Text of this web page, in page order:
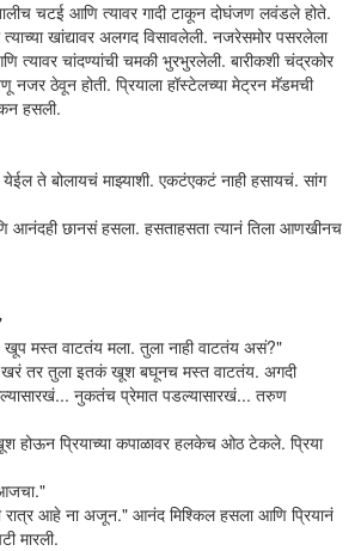
चटई आणि त्यावर गादी टाकून दोघंजण लवंडले होते.
खांद्यावर अलगद विसावलेली. नजरेसमोर पसरलेला
त्यावर चांदण्यांची चमकी भुरभुरलेली. बारीकशी चंद्रकोर
नजर ठेवून होती. प्रियाला हॉस्टेलच्या मेट्रन मॅडमची
हसली.
ते बोलायचं माझ्याशी. एकटंएकटं नाही हसायचं. सांग
आनंदही छानसं हसला. हसताहसता त्यानं तिला आणखीनच
मस्त वाटतंय मला. तुला नाही वाटतंय असं?"
तर तुला इतकं खूश बघूनच मस्त वाटतंय. अगदी
नुकतंच प्रेमात पडल्यासारखं... तरुण
होऊन प्रियाच्या कपाळावर हलकेच ओठ टेकले. प्रिया
आहे ना अजून." आनंद मिश्किल हसला आणि प्रियानं
मारली.